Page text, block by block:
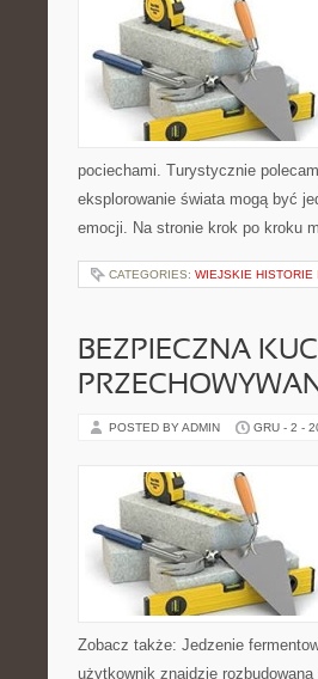
pociechami. Turystycznie
eksplorowanie świata mogą być
emocji. Na stronie krok po kroku
CATEGORIES: WIEJSKIE HISTORIE
BEZPIECZNA
POSTED BY ADMIN GRU - 2 -
Zobacz także: Jedzenie
użytkownik znajdzie